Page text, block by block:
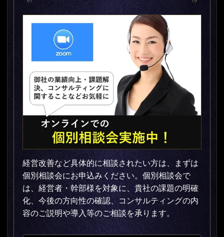
経営改善など具体的に相談されたい方は、まずは
個別相談会にお申込みください。個別相談会で
は、経営者・幹部様を対象に、貴社の課題の明確
化、今後の方向性の確認、コンサルティングの内
容のご説明や導入等のご相談を承ります。